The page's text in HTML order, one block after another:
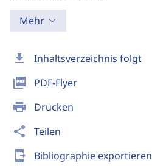
download Inhaltsverzeichnis folgt
picture_as_pdf PDF-Flyer
print Drucken
share Teilen
send_to_mobile Bibliographie exportieren
Mehr